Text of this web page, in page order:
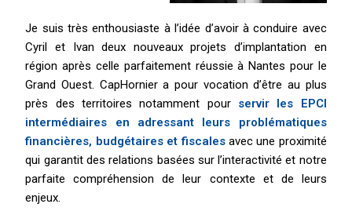
Je suis très enthousiaste à l’idée d’avoir à conduire avec
Cyril et Ivan deux nouveaux projets d’implantation en
région après celle parfaitement réussie à Nantes pour le
Grand Ouest. CapHornier a pour vocation d’être au plus
près des territoires notamment pour servir les EPCI
intermédiaires en adressant leurs problématiques
financières, budgétaires et fiscalesavec une proximité
qui garantit des relations basées sur l’interactivité et notre
parfaite compréhension de leur contexte et de leurs
enjeux.